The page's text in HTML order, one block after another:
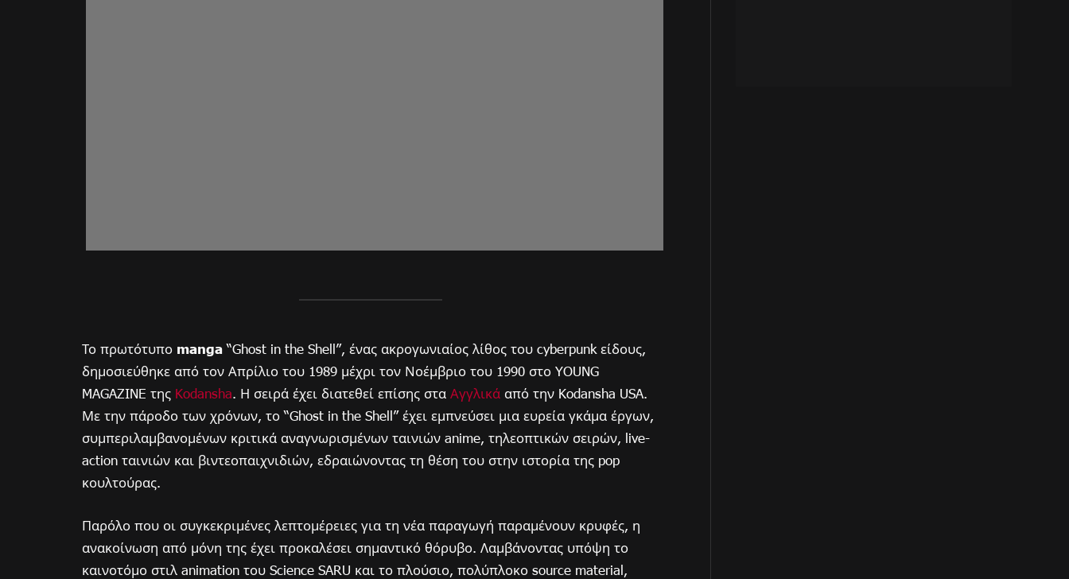
Το πρωτότυπο manga“Ghost in the Shell”, ένας ακρογωνιαίος λίθος του cyberpunk είδους,
δημοσιεύθηκε από τον Απρίλιο του 1989 μέχρι τον Νοέμβριο του 1990 στο YOUNG
MAGAZINE της Kodansha. Η σειρά έχει διατεθεί επίσης στα Αγγλικά από την Kodansha USA.
Με την πάροδο των χρόνων, το “Ghost in the Shell” έχει εμπνεύσει μια ευρεία γκάμα έργων,
συμπεριλαμβανομένων κριτικά αναγνωρισμένων ταινιών anime, τηλεοπτικών σειρών, live-
action ταινιών και βιντεοπαιχνιδιών, εδραιώνοντας τη θέση του στην ιστορία της pop
κουλτούρας.
Παρόλο που οι συγκεκριμένες λεπτομέρειες για τη νέα παραγωγή παραμένουν κρυφές, η
ανακοίνωση από μόνη της έχει προκαλέσει σημαντικό θόρυβο. Λαμβάνοντας υπόψη το
καινοτόμο στιλ animation του Science SARU και το πλούσιο, πολύπλοκο source material,